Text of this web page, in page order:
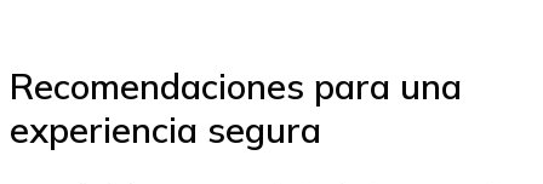
Recomendaciones para una
experiencia segura